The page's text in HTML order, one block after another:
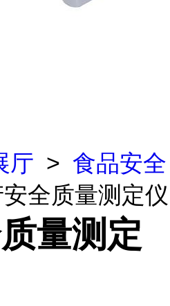
厅 > 食品安全
全质量测定仪
量测定